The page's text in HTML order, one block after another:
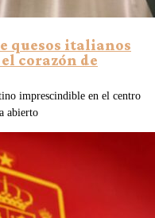
quesos italianos
corazón de
imprescindible en el centro
abierto